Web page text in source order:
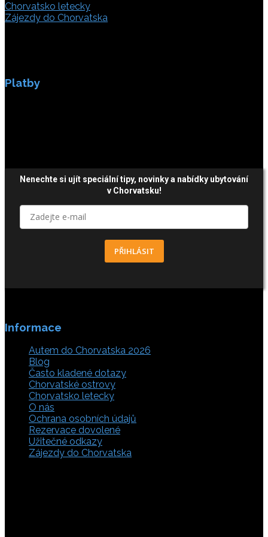
Chorvatsko letecky
Zájezdy do Chorvatska
Platby
Nenechte si ujít speciální tipy, novinky a nabídky ubytování
v Chorvatsku!
PŘIHLÁSIT
Informace
Autem do Chorvatska 2026
Blog
Často kladené dotazy
Chorvatské ostrovy
Chorvatsko letecky
O nás
Ochrana osobních údajů
Rezervace dovolené
Užitečné odkazy
Zájezdy do Chorvatska